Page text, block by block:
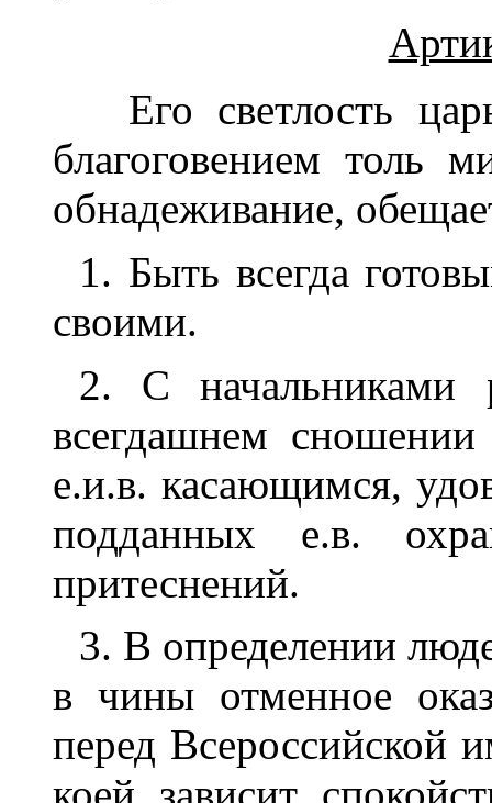
Его светлость
благоговением толь
обнадеживание,
1. Быть всегда
своими.
2. С начальниками
всегдашнем
е.и.в. касающимся,
подданных е.в.
притеснений.
3. В определении
в чины отменное
перед Всероссийской